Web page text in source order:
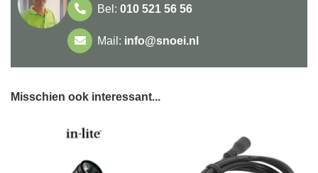
Bel: 010 521 56 56
Mail: info@snoei.nl
Misschien ook interessant...